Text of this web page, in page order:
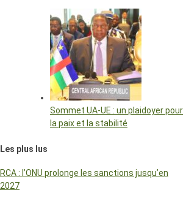
Sommet UA-UE : un plaidoyer pour
la paix et la stabilité
Les plus lus
RCA : l’ONU prolonge les sanctions jusqu’en
2027